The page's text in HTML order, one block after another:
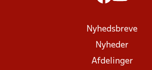
Nyhedsbreve
Nyheder
Afdelinger